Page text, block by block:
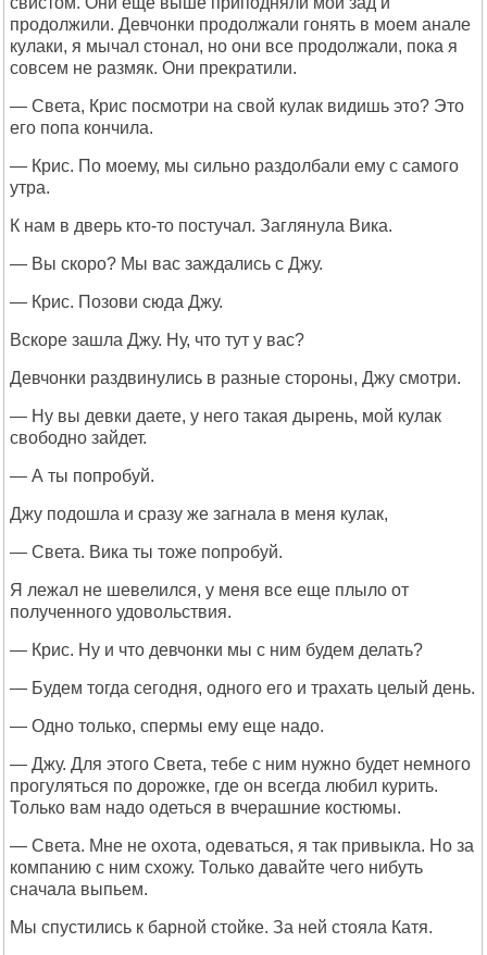
продолжили. Девчонки продолжали гонять в моем анале
кулаки, я мычал стонал, но они все продолжали, пока я
совсем не размяк. Они прекратили.
— Света, Крис посмотри на свой кулак видишь это? Это
его попа кончила.
— Крис. По моему, мы сильно раздолбали ему с самого
утра.
К нам в дверь кто-то постучал. Заглянула Вика.
— Вы скоро? Мы вас заждались с Джу.
— Крис. Позови сюда Джу.
Вскоре зашла Джу. Ну, что тут у вас?
Девчонки раздвинулись в разные стороны, Джу смотри.
— Ну вы девки даете, у него такая дырень, мой кулак
свободно зайдет.
— А ты попробуй.
Джу подошла и сразу же загнала в меня кулак,
— Света. Вика ты тоже попробуй.
Я лежал не шевелился, у меня все еще плыло от
полученного удовольствия.
— Крис. Ну и что девчонки мы с ним будем делать?
— Будем тогда сегодня, одного его и трахать целый день.
— Одно только, спермы ему еще надо.
— Джу. Для этого Света, тебе с ним нужно будет немного
прогуляться по дорожке, где он всегда любил курить.
Только вам надо одеться в вчерашние костюмы.
— Света. Мне не охота, одеваться, я так привыкла. Но за
компанию с ним схожу. Только давайте чего нибуть
сначала выпьем.
Мы спустились к барной стойке. За ней стояла Катя.